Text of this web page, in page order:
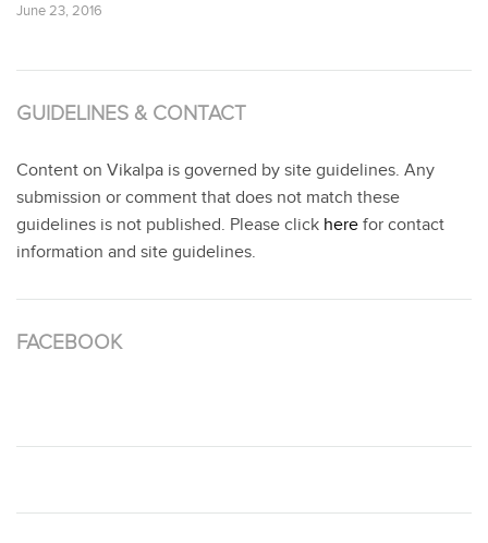
June 23, 2016
GUIDELINES & CONTACT
Content on Vikalpa is governed by site guidelines. Any
submission or comment that does not match these
guidelines is not published. Please click here for contact
information and site guidelines.
FACEBOOK